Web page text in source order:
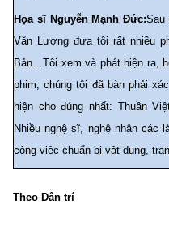
Họa sĩ Nguyễn Mạnh Đức:Sau
Văn Lượng đưa tôi rất nhiều
Bản…Tôi xem và phát hiện ra,
phim, chúng tôi đã bàn phải
hiện cho đúng nhất: Thuần
Nhiều nghệ sĩ, nghệ nhân các
công việc chuẩn bị vật dụng,
Theo Dân trí